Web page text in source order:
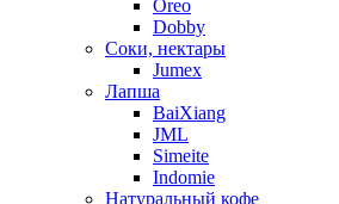
Oreo
Dobby
Соки, нектары
Jumex
Лапша
BaiXiang
JML
Simeite
Indomie
Натуральный кофе